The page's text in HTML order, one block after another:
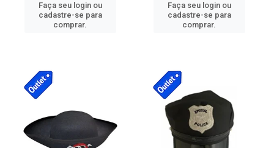
Faça seu login ou
cadastre-se para
comprar.
Faça seu login ou
cadastre-se para
comprar.